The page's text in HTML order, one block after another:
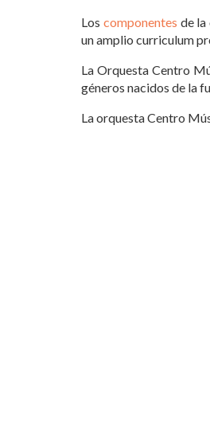
Los componentes de la
un amplio curriculum
La Orquesta Centro
géneros nacidos de la
La orquesta Centro